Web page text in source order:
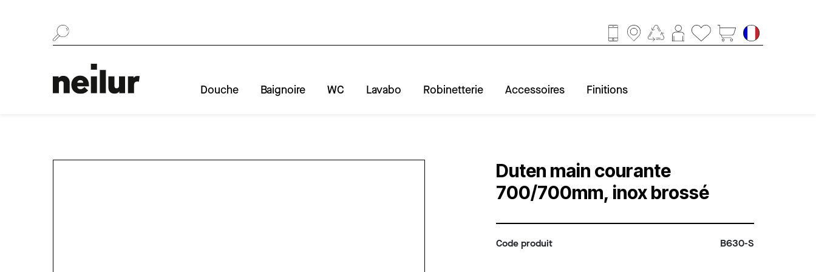
Douche
Douche
Baignoire
Baignoire
WC
WC
Lavabo
Lavabo
Robinetterie
Robinetterie
Accessoires
Accessoires
Finitions
Finitions
Duten main courante
700/700mm, inox brossé
Code produit B630-S